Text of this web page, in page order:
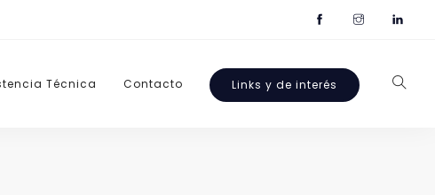
Técnica Contacto Links y de interés